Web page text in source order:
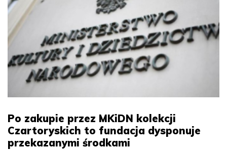
Po zakupie przez MKiDN kolekcji
Czartoryskich to fundacja dysponuje
przekazanymi środkami